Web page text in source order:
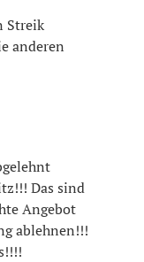
Streik
anderen
Das sind
Angebot
ablehnen!!!